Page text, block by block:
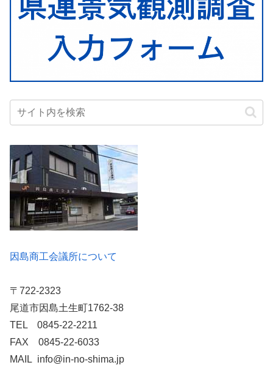
因島商工会議所について
〒722-2323
尾道市因島土生町1762-38
TEL 0845-22-2211
FAX 0845-22-6033
MAIL info@in-no-shima.jp